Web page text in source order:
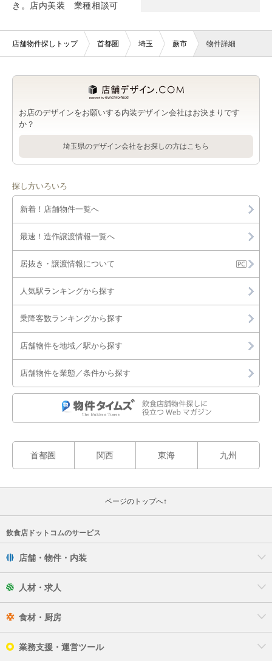
き。店内美装 業種相談可
店舗物件探しトップ 首都圏 埼玉 蕨市 物件詳細
お店のデザインをお願いする内装デザイン会社はお決まりです
か？
埼玉県のデザイン会社をお探しの方はこちら
探し方いろいろ
新着！店舗物件一覧へ
最速！造作譲渡情報一覧へ
居抜き・譲渡情報について
人気駅ランキングから探す
乗降客数ランキングから探す
店舗物件を地域／駅から探す
店舗物件を業態／条件から探す
首都圏 関西 東海 九州
ページのトップへ↑
飲食店ドットコムのサービス
店舗・物件・内装
人材・求人
食材・厨房
業務支援・運営ツール